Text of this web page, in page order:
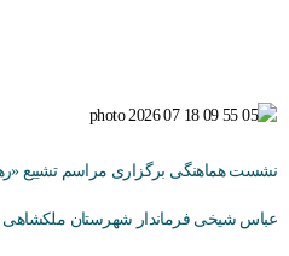
نشست هماهنگی برگزاری مراسم تشییع
عباس شیخی فرماندار شهرستان ملکشاهی